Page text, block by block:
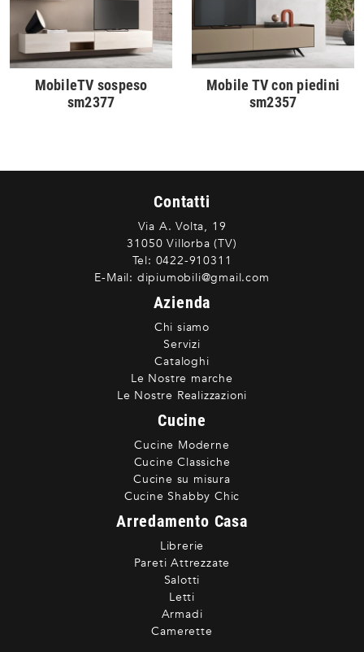
MobileTV sospeso
sm2377
Mobile TV con piedini
sm2357
Contatti
Via A. Volta, 19
31050 Villorba (TV)
Tel: 0422-910311
E-Mail: dipiumobili@gmail.com
Azienda
Chi siamo
Servizi
Cataloghi
Le Nostre marche
Le Nostre Realizzazioni
Cucine
Cucine Moderne
Cucine Classiche
Cucine su misura
Cucine Shabby Chic
Arredamento Casa
Librerie
Pareti Attrezzate
Salotti
Letti
Armadi
Camerette